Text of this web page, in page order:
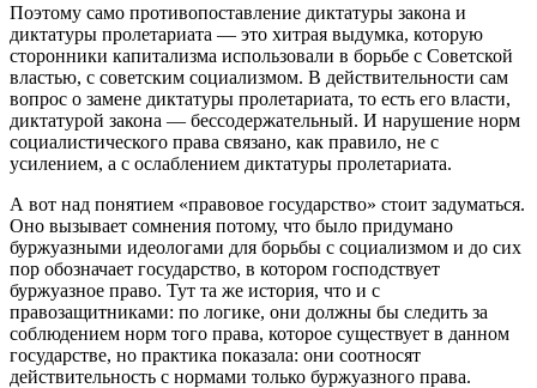
Поэтому само противопоставление диктатуры закона и
диктатуры пролетариата — это хитрая выдумка, которую
сторонники капитализма использовали в борьбе с Советской
властью, с советским социализмом. В действительности сам
вопрос о замене диктатуры пролетариата, то есть его власти,
диктатурой закона — бессодержательный. И нарушение норм
социалистического права связано, как правило, не с
усилением, а с ослаблением диктатуры пролетариата.
А вот над понятием «правовое государство» стоит задуматься.
Оно вызывает сомнения потому, что было придумано
буржуазными идеологами для борьбы с социализмом и до сих
пор обозначает государство, в котором господствует
буржуазное право. Тут та же история, что и с
правозащитниками: по логике, они должны бы следить за
соблюдением норм того права, которое существует в данном
государстве, но практика показала: они соотносят
действительность с нормами только буржуазного права.